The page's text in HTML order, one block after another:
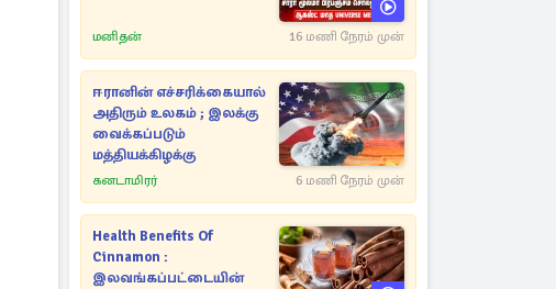
மனிதன் 16 மணி நேரம் முன்
ஈரானின் எச்சரிக்கையால்
அதிரும் உலகம் ; இலக்கு
வைக்கப்படும்
மத்தியக்கிழக்கு
கனடாமிரர் 6 மணி நேரம் முன்
Health Benefits Of
Cinnamon :
இலவங்கப்பட்டையின்